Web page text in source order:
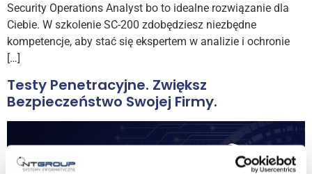
Security Operations Analyst bo to idealne rozwiązanie dla
Ciebie. W szkolenie SC-200 zdobędziesz niezbędne
kompetencje, aby stać się ekspertem w analizie i ochronie
[…]
Testy Penetracyjne. Zwiększ
Bezpieczeństwo Swojej Firmy.